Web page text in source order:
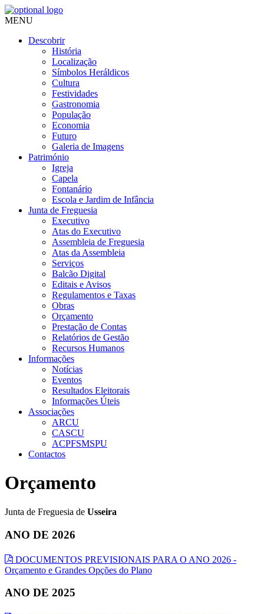
MENU
Descobrir
História
Localização
Símbolos Heráldicos
Cultura
Festividades
Gastronomia
População
Economia
Futuro
Galeria de Imagens
Património
Igreja
Capela
Fontanário
Escola e Jardim de Infância
Junta de Freguesia
Executivo
Atas do Executivo
Assembleia de Freguesia
Atas da Assembleia
Serviços
Balcão Digital
Editais e Avisos
Regulamentos e Taxas
Obras
Orçamento
Prestação de Contas
Relatórios de Gestão
Recursos Humanos
Informações
Notícias
Eventos
Resultados Eleitorais
Informações Úteis
Associações
ARCU
CASCU
ACPFSMSPU
Contactos
Orçamento
Junta de Freguesia de Usseira
ANO DE 2026
DOCUMENTOS PREVISIONAIS PARA O ANO 2026 -
Orçamento e Grandes Opções do Plano
ANO DE 2025